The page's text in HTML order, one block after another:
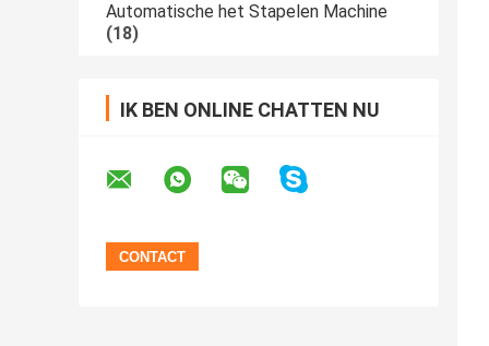
Automatische het Stapelen Machine
(18)
IK BEN ONLINE CHATTEN NU